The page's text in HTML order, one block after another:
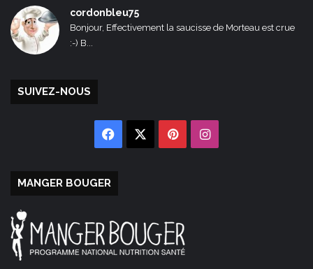
cordonbleu75
Bonjour, Effectivement la saucisse de Morteau est crue
:-) B...
SUIVEZ-NOUS
Facebook PinterestInstagram
MANGER BOUGER